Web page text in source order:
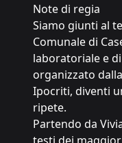
Note di regia
Siamo giunti al
Comunale di
laboratoriale e
organizzato
Ipocriti, diventi
ripete.
Partendo da
testi dei